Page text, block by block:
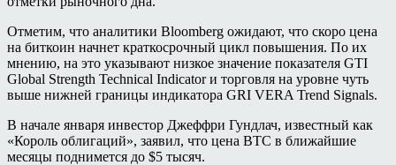
Отметим, что аналитики Bloomberg ожидают, что скоро цена
на биткоин начнет краткосрочный цикл повышения. По их
мнению, на это указывают низкое значение показателя GTI
Global Strength Technical Indicator и торговля на уровне чуть
выше нижней границы индикатора GRI VERA Trend Signals.
В начале января инвестор Джеффри Гундлач, известный как
«Король облигаций», заявил, что цена BTC в ближайшие
месяцы поднимется до $5 тысяч.